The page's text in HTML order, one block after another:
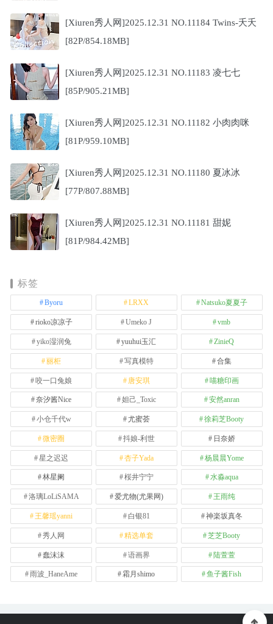
[Xiuren秀人网]2025.12.31 NO.11184 Twins-夭夭
[82P/854.18MB]
[Xiuren秀人网]2025.12.31 NO.11183 凌七七
[85P/905.21MB]
[Xiuren秀人网]2025.12.31 NO.11182 小肉肉咪
[81P/959.10MB]
[Xiuren秀人网]2025.12.31 NO.11180 夏冰冰
[77P/807.88MB]
[Xiuren秀人网]2025.12.31 NO.11181 甜妮
[81P/984.42MB]
标签
Byoru LRXX Natsuko夏夏子
rioko凉凉子 Umeko J vmb
yiko湿润兔 yuuhui玉汇 ZinieQ
丽柜 写真模特 合集
咬一口兔娘 唐安琪 喵糖印画
奈汐酱Nice 妲己_Toxic 安然anran
小仓千代w 尤蜜荟 徐莉芝Booty
微密圈 抖娘-利世 日奈娇
星之迟迟 杏子Yada 杨晨晨Yome
林星阑 桜井宁宁 水淼aqua
洛璃LoLiSAMA 爱尤物(尤果网) 王雨纯
王馨瑶yanni 白银81 神楽坂真冬
秀人网 精选单套 芝芝Booty
蠢沫沫 语画界 陆萱萱
雨波_HaneAme 霜月shimo 鱼子酱Fish